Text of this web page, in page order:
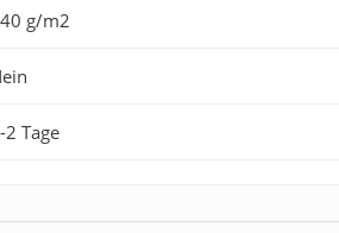
g/m2
2 Tage